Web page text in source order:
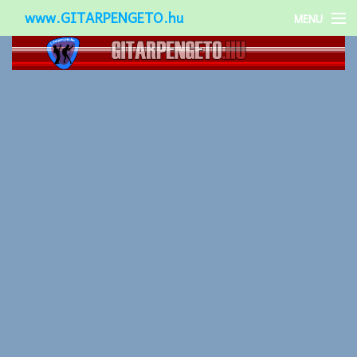
www.GITARPENGETO.hu MENU
Népszerű-